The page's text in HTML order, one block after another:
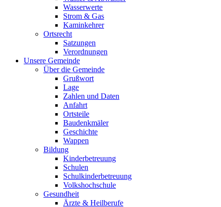
Wasserwerte
Strom & Gas
Kaminkehrer
Ortsrecht
Satzungen
Verordnungen
Unsere Gemeinde
Über die Gemeinde
Grußwort
Lage
Zahlen und Daten
Anfahrt
Ortsteile
Baudenkmäler
Geschichte
Wappen
Bildung
Kinderbetreuung
Schulen
Schulkinderbetreuung
Volkshochschule
Gesundheit
Ärzte & Heilberufe